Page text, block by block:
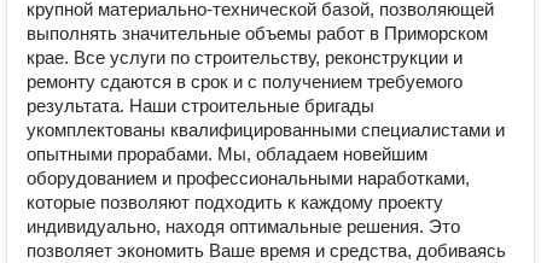
крупной материально-технической базой, позволяющей
выполнять значительные объемы работ в Приморском
крае. Все услуги по строительству, реконструкции и
ремонту сдаются в срок и с получением требуемого
результата. Наши строительные бригады
укомплектованы квалифицированными специалистами и
опытными прорабами. Мы, обладаем новейшим
оборудованием и профессиональными наработками,
которые позволяют подходить к каждому проекту
индивидуально, находя оптимальные решения. Это
позволяет экономить Ваше время и средства, добиваясь